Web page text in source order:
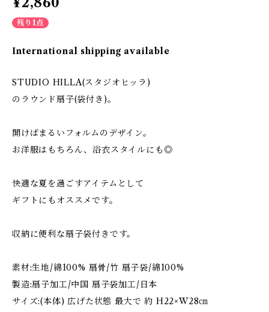
残り1点
International shipping available
STUDIO HILLA(スタジオヒッラ)
のラウンド扇子(袋付き)。
開けばまるいフォルムのデザイン。
お洋服はもちろん、浴衣スタイルにも◎
快適な夏を過ごすアイテムとして
ギフトにもオススメです。
収納に便利な扇子袋付きです。
素材:生地/綿100% 扇骨/竹 扇子袋/綿100%
製造:扇子加工/中国 扇子袋加工/日本
サイズ:(本体) 広げた状態 最大で 約 H22×W28㎝